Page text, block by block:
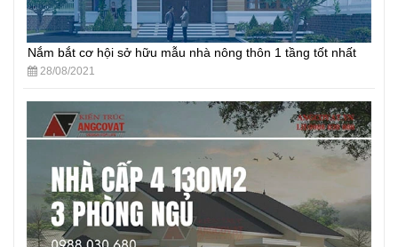
Nắm bắt cơ hội sở hữu mẫu nhà nông thôn 1 tầng tốt nhất
28/08/2021